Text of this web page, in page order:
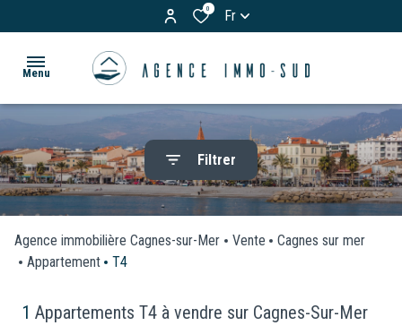
0 Fr
Menu
ACCUEIL
ACHETER
Appartements
Maisons
& Villas
Terrains
LOUER
VENDUS
Filtrer
Agence immobilière Cagnes-sur-Mer Vente
Cagnes sur mer
Appartement
T4
1 Appartements T4 à vendre sur Cagnes-Sur-Mer